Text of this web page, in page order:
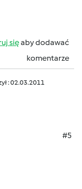
sięaby dodawać
komentarze
: 02.03.2011
#5